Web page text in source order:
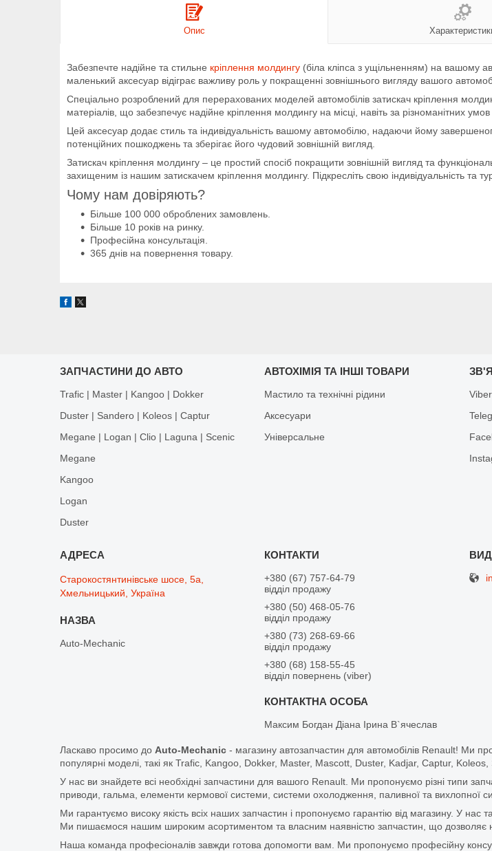
Опис
Забезпечте надійне та стильне кріплення молдингу (біла кліпса з ущільненням) на вашому
маленький аксесуар відіграє важливу роль у покращенні зовнішнього вигляду вашого
Спеціально розроблений для перерахованих моделей автомобілів затискач кріплення
матеріалів, що забезпечує надійне кріплення молдингу на місці, навіть за різноманітних умов
Цей аксесуар додає стиль та індивідуальність вашому автомобілю, надаючи йому
потенційних пошкоджень та зберігає його чудовий зовнішній вигляд.
Затискач кріплення молдингу – це простий спосіб покращити зовнішній вигляд та
захищеним із нашим затискачем кріплення молдингу. Підкресліть свою індивідуальність та
Чому нам довіряють?
Більше 100 000 оброблених замовлень.
Більше 10 років на ринку.
Професійна консультація.
365 днів на повернення товару.
ЗАПЧАСТИНИ ДО АВТО
Trafic | Master | Kangoo | Dokker
Duster | Sandero | Koleos | Captur
Megane | Logan | Clio | Laguna | Scenic
Megane
Kangoo
Logan
Duster
АВТОХІМІЯ ТА ІНШІ ТОВАРИ
Мастило та технічні рідини
Аксесуари
Універсальне
Viber
Старокостянтинівське шосе, 5а,
Хмельницький, Україна
Auto-Mechanic
+380 (67) 757-64-79
відділ продажу
+380 (50) 468-05-76
відділ продажу
+380 (73) 268-69-66
відділ продажу
+380 (68) 158-55-45
відділ повернень (viber)
Максим Богдан Діана Ірина В`ячеслав
Ласкаво просимо до Auto-Mechanic - магазину автозапчастин для автомобілів Renault! Ми
популярні моделі, такі як Trafic, Kangoo, Dokker, Master, Mascott, Duster, Kadjar, Captur,
У нас ви знайдете всі необхідні запчастини для вашого Renault. Ми пропонуємо різні типи
приводи, гальма, елементи кермової системи, системи охолодження, паливної та вихлопної
Ми гарантуємо високу якість всіх наших запчастин і пропонуємо гарантію від магазину. У
Ми пишаємося нашим широким асортиментом та власним наявністю запчастин, що дозволяє
Наша команда професіоналів завжди готова допомогти вам. Ми пропонуємо професійну